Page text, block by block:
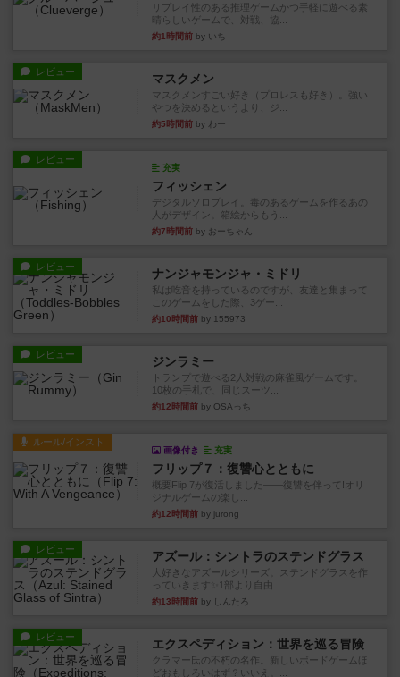
リプレイ性のある推理ゲームかつ手軽に遊べる素
晴らしいゲームで、対戦、協...
約1時間前 by いち
レビュー マスクメン
マスクメンすごい好き（プロレスも好き）。強い
やつを決めるというより、ジ...
約5時間前 by わー
レビュー
充実
フィッシェン
デジタルソロプレイ。毒のあるゲームを作るあの
人がデザイン。箱絵からもう...
約7時間前 by おーちゃん
レビュー ナンジャモンジャ・ミドリ
私は吃音を持っているのですが、友達と集まって
このゲームをした際、3ゲー...
約10時間前 by 155973
レビュー ジンラミー
トランプで遊べる2人対戦の麻雀風ゲームです。
10枚の手札で、同じスーツ...
約12時間前 by OSAっち
ルール/インスト
画像付き 充実
フリップ７：復讐心とともに
概要Flip 7が復活しました――復讐を伴って!オリ
ジナルゲームの楽し...
約12時間前 by jurong
レビュー アズール：シントラのステンドグラス
大好きなアズールシリーズ。ステンドグラスを作
っていきます✨1部より自由...
約13時間前 by しんたろ
レビュー エクスペディション：世界を巡る冒険
クラマー氏の不朽の名作。新しいボードゲームほ
どおもしろいはず？いいえ。...